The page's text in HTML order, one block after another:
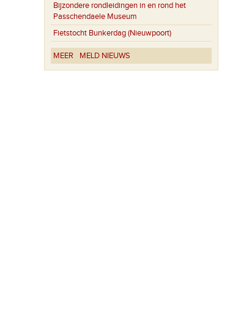
Bijzondere rondleidingen in en rond het
Passchendaele Museum
Fietstocht Bunkerdag (Nieuwpoort)
MEER MELD NIEUWS